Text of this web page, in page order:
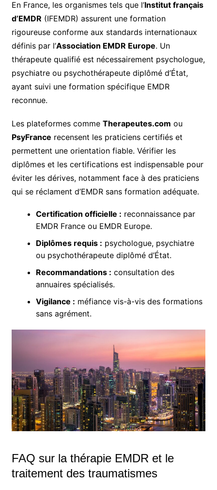
En France, les organismes tels que l’Institut français
d’EMDR (IFEMDR) assurent une formation
rigoureuse conforme aux standards internationaux
définis par l’Association EMDR Europe. Un
thérapeute qualifié est nécessairement psychologue,
psychiatre ou psychothérapeute diplômé d’État,
ayant suivi une formation spécifique EMDR
reconnue.
Les plateformes comme Therapeutes.com ou
PsyFrance recensent les praticiens certifiés et
permettent une orientation fiable. Vérifier les
diplômes et les certifications est indispensable pour
éviter les dérives, notamment face à des praticiens
qui se réclament d’EMDR sans formation adéquate.
Certification officielle : reconnaissance par
EMDR France ou EMDR Europe.
Diplômes requis : psychologue, psychiatre
ou psychothérapeute diplômé d’État.
Recommandations : consultation des
annuaires spécialisés.
Vigilance : méfiance vis-à-vis des formations
sans agrément.
FAQ sur la thérapie EMDR et le
traitement des traumatismes